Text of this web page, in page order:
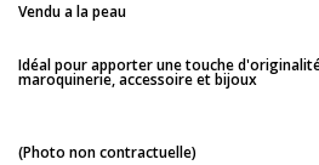
Vendu a la peau
Idéal pour apporter une touche
maroquinerie, accessoire et bijoux
(Photo non contractuelle)